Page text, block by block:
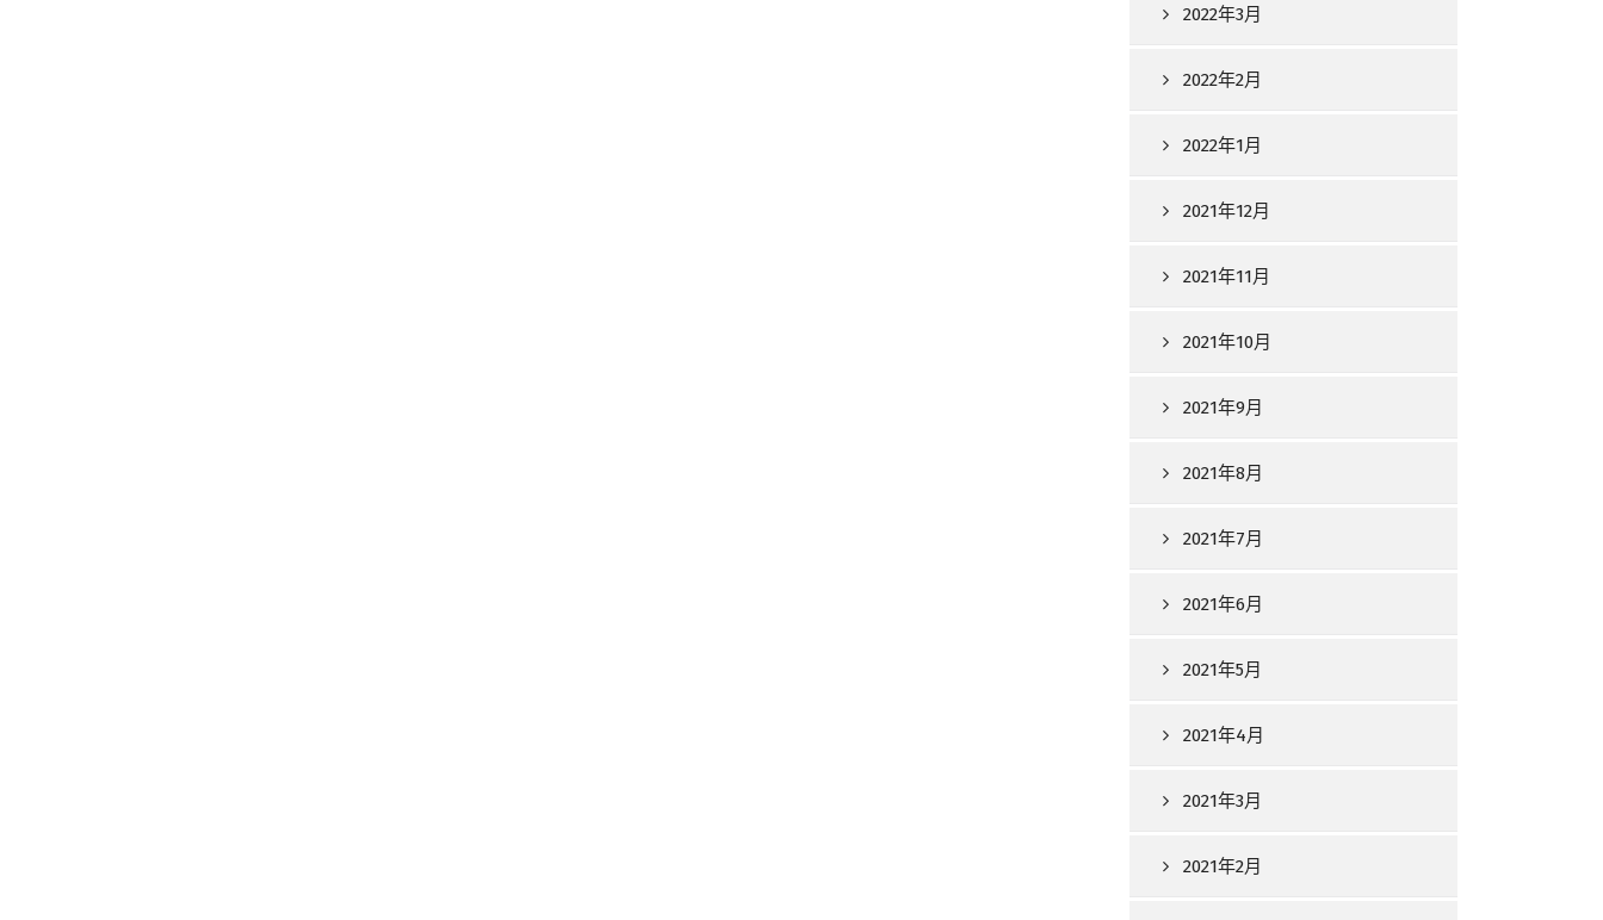
2022年3月
2022年2月
2022年1月
2021年12月
2021年11月
2021年10月
2021年9月
2021年8月
2021年7月
2021年6月
2021年5月
2021年4月
2021年3月
2021年2月